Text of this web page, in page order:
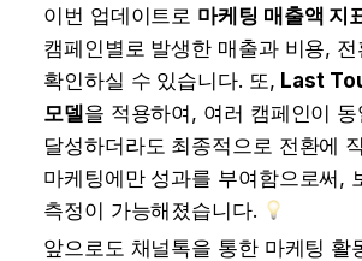
이번 업데이트로 마케팅 매출액 지
캠페인별로 발생한 매출과 비용,
확인하실 수 있습니다. 또, Last
모델을 적용하여, 여러 캠페인이
달성하더라도 최종적으로 전환에
마케팅에만 성과를 부여함으로써,
측정이 가능해졌습니다.
앞으로도 채널톡을 통한 마케팅 활